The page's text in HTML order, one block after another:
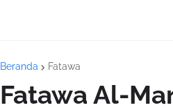
Beranda Fatawa
Fatawa Al-